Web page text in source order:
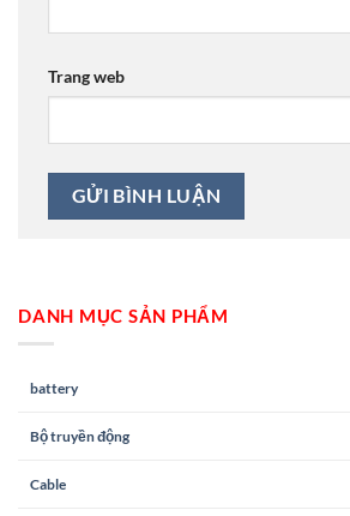
Trang web
DANH MỤC SẢN PHẨM
battery
Bộ truyền động
Cable